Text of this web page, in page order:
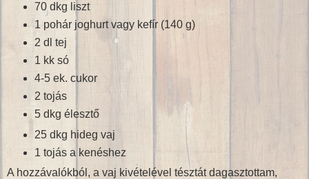
70 dkg liszt
1 pohár joghurt vagy kefír (140 g)
2 dl tej
1 kk só
4-5 ek. cukor
2 tojás
5 dkg élesztő
25 dkg hideg vaj
1 tojás a kenéshez
A hozzávalókból, a vaj kivételével tésztát dagasztottam,